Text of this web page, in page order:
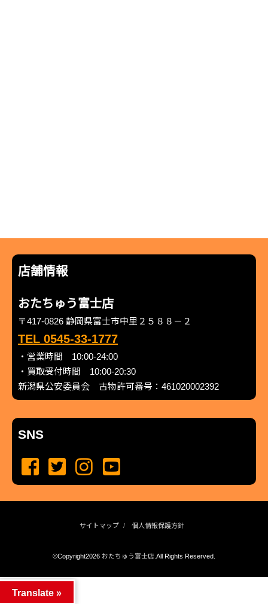
店舗情報
おたちゅう富士店
〒417-0826 静岡県富士市中里２５８８－２
TEL 0545-33-1777
・営業時間 10:00-24:00
・買取受付時間 10:00-20:30
新潟県公安委員会 古物許可番号：461020002392
SNS
サイトマップ 個人情報保護方針
©Copyright2026 おたちゅう富士店.All Rights Reserved.
Translate »